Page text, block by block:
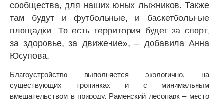
сообщества, для наших юных лыжников. Также
там будут и футбольные, и баскетбольные
площадки. То есть территория будет за спорт,
за здоровье, за движение», – добавила Анна
Юсупова.
Благоустройство выполняется экологично, на
существующих тропинках и с минимальным
вмешательством в природу. Раменский лесопарк – место